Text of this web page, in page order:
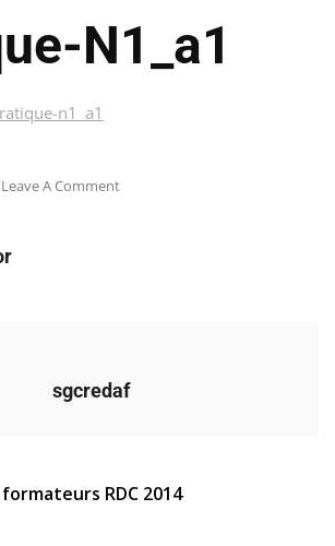
N1_a1
n1_a1
Leave A CommentOn
sgcredaf
RDC 2014